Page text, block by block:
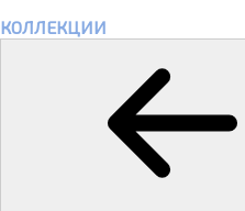
КОЛЛЕКЦИИ